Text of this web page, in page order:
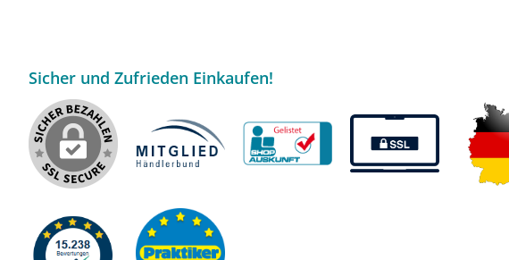
Sicher und Zufrieden Einkaufen!